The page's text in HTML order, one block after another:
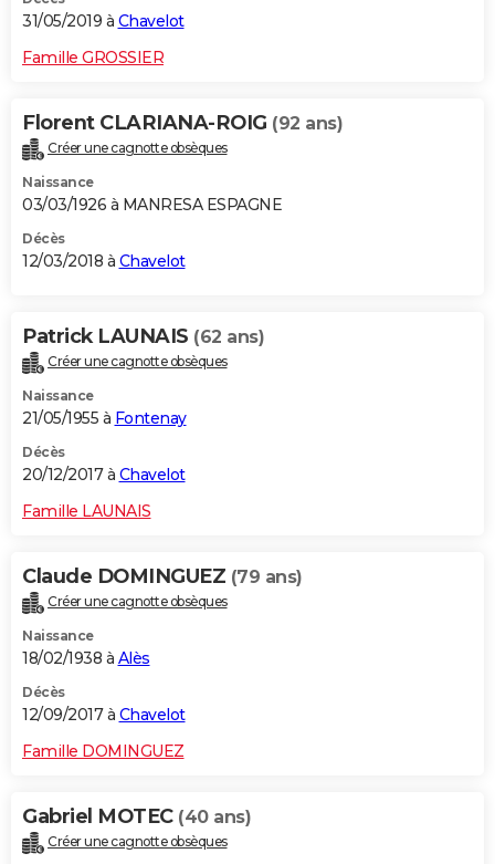
31/05/2019 à Chavelot
Famille GROSSIER
Florent CLARIANA-ROIG (92 ans)
Créer une cagnotte obsèques
Naissance
03/03/1926 à MANRESA ESPAGNE
Décès
12/03/2018 à Chavelot
Patrick LAUNAIS (62 ans)
Créer une cagnotte obsèques
Naissance
21/05/1955 à Fontenay
Décès
20/12/2017 à Chavelot
Famille LAUNAIS
Claude DOMINGUEZ (79 ans)
Créer une cagnotte obsèques
Naissance
18/02/1938 à Alès
Décès
12/09/2017 à Chavelot
Famille DOMINGUEZ
Gabriel MOTEC (40 ans)
Créer une cagnotte obsèques